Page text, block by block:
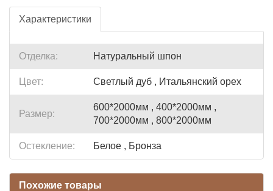
Характеристики
Отделка: Натуральный шпон
Цвет: Светлый дуб , Итальянский орех
Размер:
600*2000мм , 400*2000мм ,
700*2000мм , 800*2000мм
Остекление: Белое , Бронза
Похожие товары